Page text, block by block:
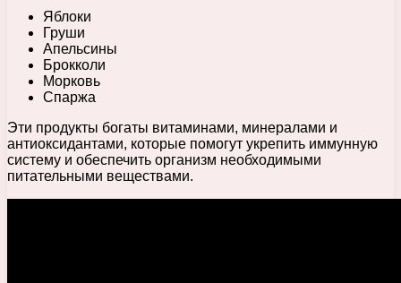
Яблоки
Груши
Апельсины
Брокколи
Морковь
Спаржа
Эти продукты богаты витаминами, минералами и
антиоксидантами, которые помогут укрепить иммунную
систему и обеспечить организм необходимыми
питательными веществами.